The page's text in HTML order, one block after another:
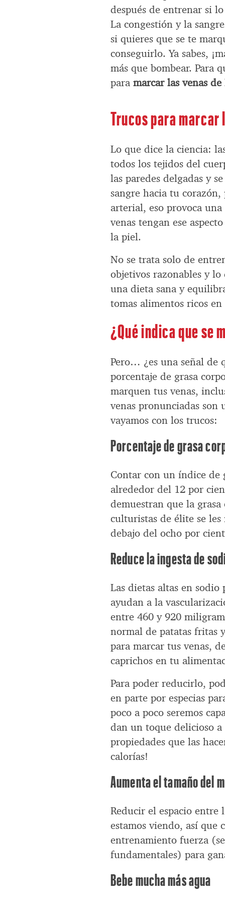
después de entrenar si
La congestión y la
si quieres que se te
conseguirlo. Ya sabes,
más que bombear. Para
paramarcar las venas de
Trucos para marcar
Lo que dice la ciencia:
todos los tejidos del
las paredes delgadas y
sangre hacia tu
arterial, eso provoca
venas tengan ese
la piel.
No se trata solo de
objetivos razonables y
una dieta sana y
tomas alimentos ricos
¿Qué indica que se
Pero… ¿es una señal de
porcentaje de grasa
marquen tus venas,
venas pronunciadas son
vayamos con los trucos:
Porcentaje de grasa
Contar con un índice de
alrededor del 12 por
demuestran que la
culturistas de élite se
debajo del ocho por
Reduce la ingesta de
Las dietas altas en
ayudan a la
entre 460 y 920
normal de patatas fritas
para marcar tus venas,
caprichos en tu
Para poder reducirlo,
en parte por especias
poco a poco seremos
dan un toque delicioso
propiedades que las
calorías!
Aumenta el tamaño del
Reducir el espacio entre
estamos viendo, así que
entrenamiento fuerza
fundamentales) para
Bebe mucha más agua